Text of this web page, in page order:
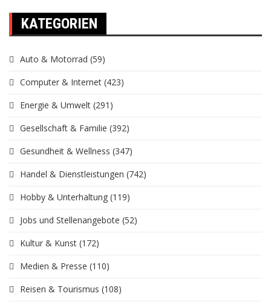
KATEGORIEN
Auto & Motorrad (59)
Computer & Internet (423)
Energie & Umwelt (291)
Gesellschaft & Familie (392)
Gesundheit & Wellness (347)
Handel & Dienstleistungen (742)
Hobby & Unterhaltung (119)
Jobs und Stellenangebote (52)
Kultur & Kunst (172)
Medien & Presse (110)
Reisen & Tourismus (108)